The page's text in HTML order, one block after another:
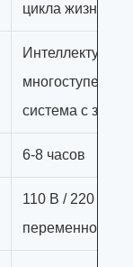
цикла жизни
система с
6-8 часов
110 В / 220 В
переменной